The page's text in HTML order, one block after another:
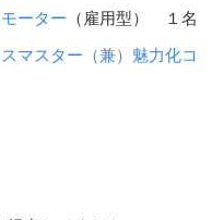
ーター （雇用型） １名
マスター（兼）魅力化コ